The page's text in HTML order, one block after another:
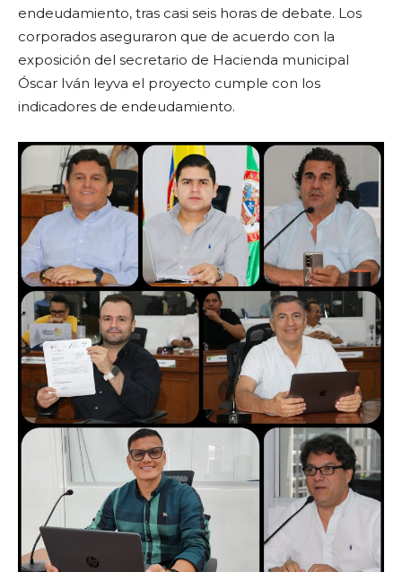
endeudamiento, tras casi seis horas de debate. Los
corporados aseguraron que de acuerdo con la
exposición del secretario de Hacienda municipal
Óscar Iván leyva el proyecto cumple con los
indicadores de endeudamiento.